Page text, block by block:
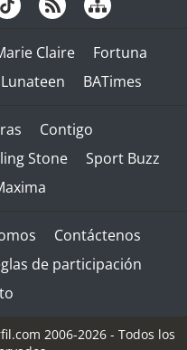
Claire
Fortuna
Lunateen BATimes
Contigo
Stone
Sport Buzz
Contáctenos
de participación
2006-2026 - Todos los